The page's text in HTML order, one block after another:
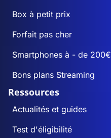
Box à petit prix
Forfait pas cher
Smartphones à - de 200€
Bons plans Streaming
Ressources
Actualités et guides
Test d'éligibilité